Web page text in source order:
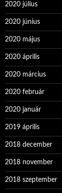
2020 július
2020 június
2020 május
2020 április
2020 március
2020 február
2020 január
2019 április
2018 december
2018 november
2018 szeptember